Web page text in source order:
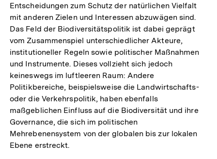
Entscheidungen zum Schutz der natürlichen Vielfalt
mit anderen Zielen und Interessen abzuwägen sind.
Das Feld der Biodiversitätspolitik ist dabei geprägt
vom Zusammenspiel unterschiedlicher Akteure,
institutioneller Regeln sowie politischer Maßnahmen
und Instrumente. Dieses vollzieht sich jedoch
keineswegs im luftleeren Raum: Andere
Politikbereiche, beispielsweise die Landwirtschafts-
oder die Verkehrspolitik, haben ebenfalls
maßgeblichen Einfluss auf die Biodiversität und ihre
Governance, die sich im politischen
Mehrebenensystem von der globalen bis zur lokalen
Ebene erstreckt.